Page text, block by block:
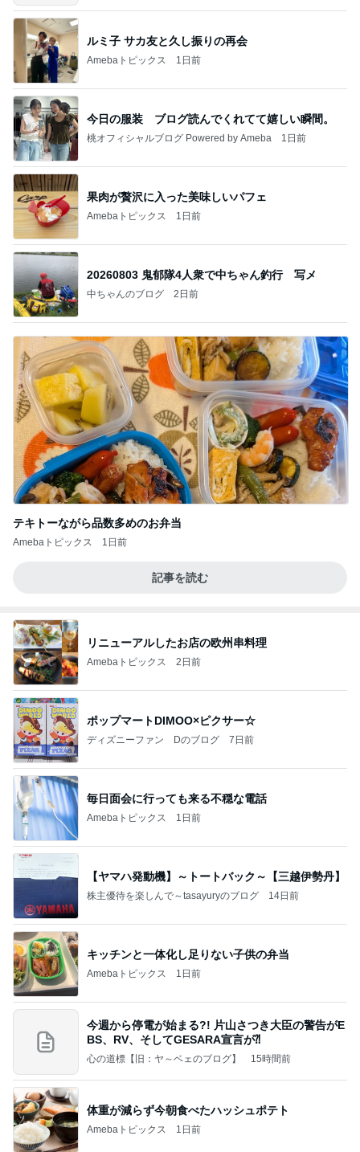
ルミ子 サカ友と久し振りの再会
Amebaトピックス 1日前
今日の服装 ブログ読んでくれてて嬉しい瞬間。
桃オフィシャルブログ Powered by Ameba 1日前
果肉が贅沢に入った美味しいパフェ
Amebaトピックス 1日前
20260803 鬼郁隊4人衆で中ちゃん釣行 写メ
中ちゃんのブログ 2日前
テキトーながら品数多めのお弁当
Amebaトピックス 1日前
記事を読む
リニューアルしたお店の欧州串料理
Amebaトピックス 2日前
ポップマートDIMOO×ピクサー☆
ディズニーファン Dのブログ 7日前
毎日面会に行っても来る不穏な電話
Amebaトピックス 1日前
【ヤマハ発動機】～トートバック～【三越伊勢丹】
株主優待を楽しんで～tasayuryのブログ 14日前
キッチンと一体化し足りない子供の弁当
Amebaトピックス 1日前
今週から停電が始まる?! 片山さつき大臣の警告がE
BS、RV、そしてGESARA宣言が⁈
心の道標【旧：ヤ～ベェのブログ】 15時間前
体重が減らず今朝食べたハッシュポテト
Amebaトピックス 1日前